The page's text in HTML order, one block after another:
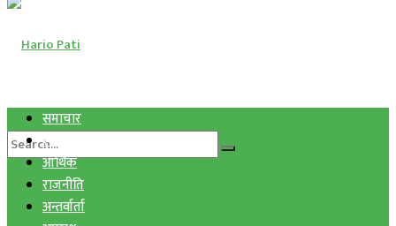
समाचार
स्वास्थ्य
आर्थिक
राजनीति
अन्तर्वार्ता